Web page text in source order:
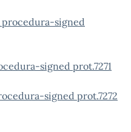
signed
signed prot.7271
signed prot.7272